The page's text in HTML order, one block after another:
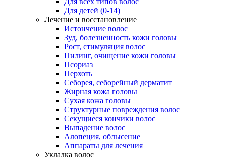
Для всех типов волос
Для детей (0-14)
Лечение и восстановление
Истончение волос
Зуд, болезненность кожи головы
Рост, стимуляция волос
Пилинг, очищение кожи головы
Псориаз
Перхоть
Себорея, себорейный дерматит
Жирная кожа головы
Сухая кожа головы
Структурные повреждения волос
Секущиеся кончики волос
Выпадение волос
Алопеция, облысение
Аппараты для лечения
Укладка волос